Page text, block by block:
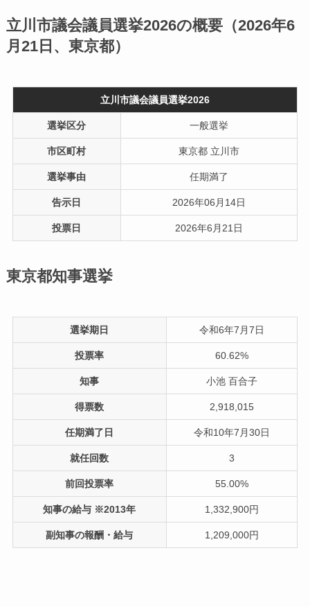
立川市議会議員選挙2026の概要（2026年6
月21日、東京都）
立川市議会議員選挙2026
選挙区分 一般選挙
市区町村 東京都 立川市
選挙事由 任期満了
告示日 2026年06月14日
投票日 2026年6月21日
東京都知事選挙
選挙期日 令和6年7月7日
投票率 60.62%
知事 小池 百合子
得票数 2,918,015
任期満了日 令和10年7月30日
就任回数 3
前回投票率 55.00%
知事の給与 ※2013年 1,332,900円
副知事の報酬・給与 1,209,000円